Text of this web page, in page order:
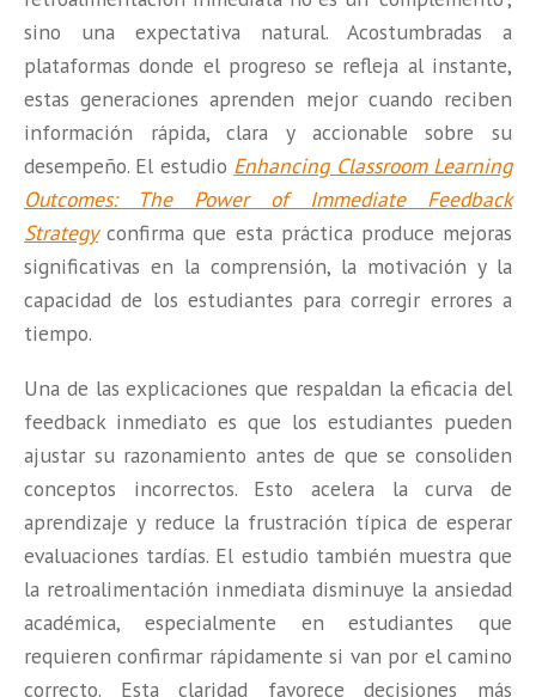
sino una expectativa natural. Acostumbradas a
plataformas donde el progreso se refleja al instante,
estas generaciones aprenden mejor cuando reciben
información rápida, clara y accionable sobre su
desempeño. El estudio Enhancing Classroom Learning
Outcomes: The Power of Immediate Feedback
Strategyconfirma que esta práctica produce mejoras
significativas en la comprensión, la motivación y la
capacidad de los estudiantes para corregir errores a
tiempo.
Una de las explicaciones que respaldan la eficacia del
feedback inmediato es que los estudiantes pueden
ajustar su razonamiento antes de que se consoliden
conceptos incorrectos. Esto acelera la curva de
aprendizaje y reduce la frustración típica de esperar
evaluaciones tardías. El estudio también muestra que
la retroalimentación inmediata disminuye la ansiedad
académica, especialmente en estudiantes que
requieren confirmar rápidamente si van por el camino
correcto. Esta claridad favorece decisiones más